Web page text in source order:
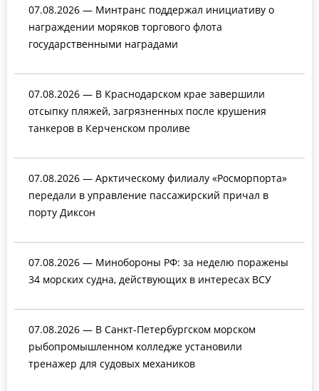
07.08.2026 — Минтранс поддержал инициативу о
награждении моряков торгового флота
государственными наградами
07.08.2026 — В Краснодарском крае завершили
отсыпку пляжей, загрязненных после крушения
танкеров в Керченском проливе
07.08.2026 — Арктическому филиалу «Росморпорта»
передали в управление пассажирский причал в
порту Диксон
07.08.2026 — Минобороны РФ: за неделю поражены
34 морских судна, действующих в интересах ВСУ
07.08.2026 — В Санкт-Петербургском морском
рыбопромышленном колледже установили
тренажер для судовых механиков